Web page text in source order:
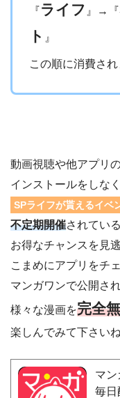
『ライフ 』→『
ト 』
この順に消費され
動画視聴や他アプリ
インストールをしな
SPライフが貰えるイベ
不定期開催されてい
お得なチャンスを見
こまめにアプリをチ
マンガワンで公開さ
様々な漫画を完全
楽しんでみて下さい
マン
毎日